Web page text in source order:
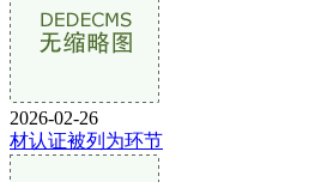
2026-02-26
材认证被列为环节